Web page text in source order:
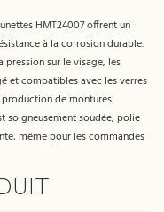
HMT24007 offrent un
à la corrosion durable.
sur le visage, les
et compatibles avec les verres
de montures
soigneusement soudée, polie
même pour les commandes